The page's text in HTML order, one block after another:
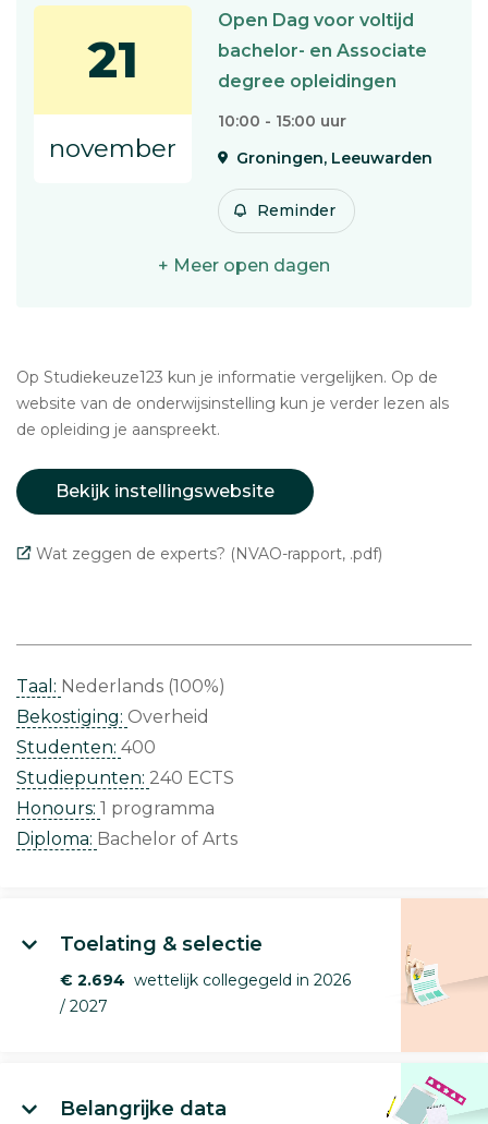
21
november
Open Dag voor voltijd
bachelor- en Associate
degree opleidingen
10:00 - 15:00 uur
Groningen, Leeuwarden
Reminder
+ Meer open dagen
Op Studiekeuze123 kun je informatie vergelijken. Op de
website van de onderwijsinstelling kun je verder lezen als
de opleiding je aanspreekt.
Bekijk instellingswebsite
Wat zeggen de experts? (NVAO-rapport, .pdf)
Taal: Nederlands (100%)
Bekostiging: Overheid
Studenten: 400
Studiepunten: 240 ECTS
Honours: 1 programma
Diploma: Bachelor of Arts
Toelating & selectie
€ 2.694 wettelijk collegegeld in 2026
/ 2027
Belangrijke data